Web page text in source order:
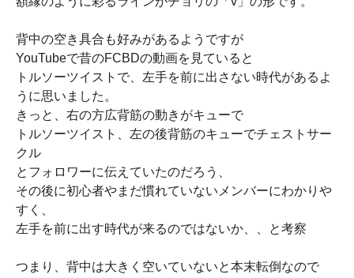
背中の空き具合も好みがあるようですが
YouTubeで昔のFCBDの動画を見ていると
トルソーツイストで、左手を前に出さない時代があるよ
うに思いました。
きっと、右の方広背筋の動きがキューで
トルソーツイスト、左の後背筋のキューでチェストサー
クル
とフォロワーに伝えていたのだろう、
その後に初心者やまだ慣れていないメンバーにわかりや
すく、
左手を前に出す時代が来るのではないか、、と考察
つまり、背中は大きく空いていないと本末転倒なので